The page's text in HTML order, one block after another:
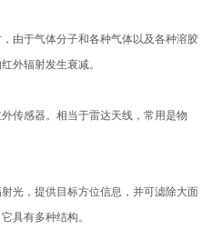
由于气体分子和各种气体以及各种溶胶
外辐射发生衰减。
传感器。相当于雷达天线，常用是物
光，提供目标方位信息，并可滤除大面
具有多种结构。